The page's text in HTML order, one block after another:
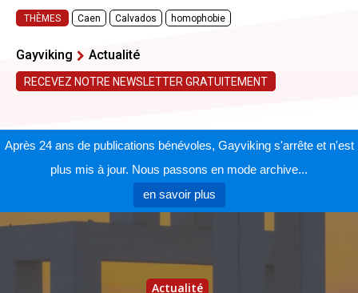
THÈMES Caen Calvados homophobie
Gayviking Actualité
RECEVEZ NOTRE NEWSLETTER GRATUITEMENT